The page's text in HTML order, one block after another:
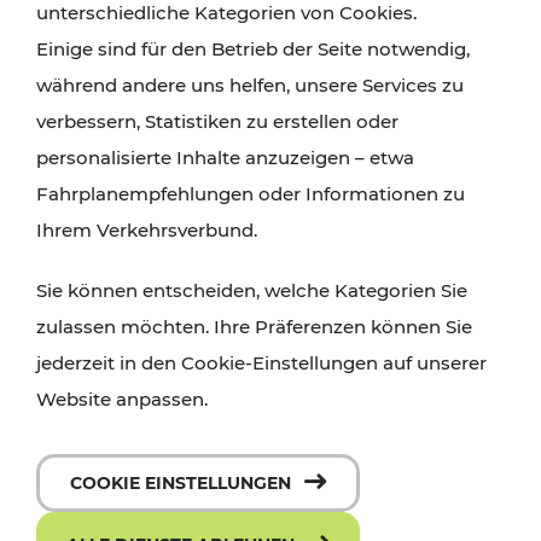
Radtouren oder purer Naturgenuss – viele
Attraktionen sind mit den Ticket- und Fahrplan-
Angeboten des VOR gut und schnell erreichbar.
unterschiedliche Kategorien von Cookies.
Einige sind für den Betrieb der Seite notwendig,
während andere uns helfen, unsere Services zu
verbessern, Statistiken zu erstellen oder
personalisierte Inhalte anzuzeigen – etwa
Fahrplanempfehlungen oder Informationen zu
Ihrem Verkehrsverbund.
Sie können entscheiden, welche Kategorien Sie
zulassen möchten. Ihre Präferenzen können Sie
jederzeit in den Cookie-Einstellungen auf unserer
Website anpassen.
COOKIE EINSTELLUNGEN